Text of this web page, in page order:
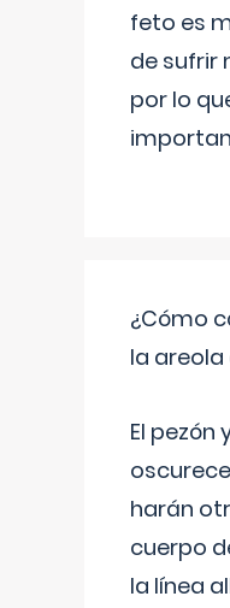
feto es
de sufrir
por lo
¿Cómo
la areola
El pezón
harán
cuerpo
la línea